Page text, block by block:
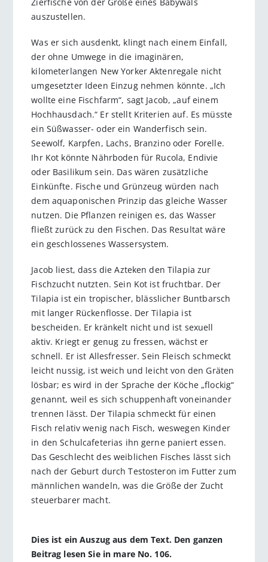
Zierfische von der Größe eines Babywals
auszustellen.
Was er sich ausdenkt, klingt nach einem Einfall,
der ohne Umwege in die imaginären,
kilometerlangen New Yorker Aktenregale nicht
umgesetzter Ideen Einzug nehmen könnte. „Ich
wollte eine Fischfarm“, sagt Jacob, „auf einem
Hochhausdach.“ Er stellt Kriterien auf. Es müsste
ein Süßwasser- oder ein Wanderfisch sein.
Seewolf, Karpfen, Lachs, Branzino oder Forelle.
Ihr Kot könnte Nährboden für Rucola, Endivie
oder Basilikum sein. Das wären zusätzliche
Einkünfte. Fische und Grünzeug würden nach
dem aquaponischen Prinzip das gleiche Wasser
nutzen. Die Pflanzen reinigen es, das Wasser
fließt zurück zu den Fischen. Das Resultat wäre
ein geschlossenes Wassersystem.
Jacob liest, dass die Azteken den Tilapia zur
Fischzucht nutzten. Sein Kot ist fruchtbar. Der
Tilapia ist ein tropischer, blässlicher Buntbarsch
mit langer Rückenflosse. Der Tilapia ist
bescheiden. Er kränkelt nicht und ist sexuell
aktiv. Kriegt er genug zu fressen, wächst er
schnell. Er ist Allesfresser. Sein Fleisch schmeckt
leicht nussig, ist weich und leicht von den Gräten
lösbar; es wird in der Sprache der Köche „flockig“
genannt, weil es sich schuppenhaft voneinander
trennen lässt. Der Tilapia schmeckt für einen
Fisch relativ wenig nach Fisch, weswegen Kinder
in den Schulcafeterias ihn gerne paniert essen.
Das Geschlecht des weiblichen Fisches lässt sich
nach der Geburt durch Testosteron im Futter zum
männlichen wandeln, was die Größe der Zucht
steuerbarer macht.
Dies ist ein Auszug aus dem Text. Den ganzen
Beitrag lesen Sie in mare No. 106.